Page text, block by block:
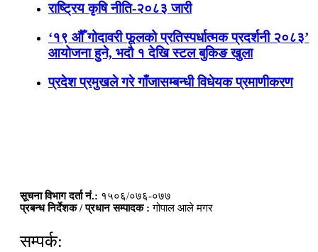
राष्ट्रिय कृषि नीति-२०८३ जारी
‘१९ औँ गोदावरी फूलको प्रतिस्पर्धात्मक प्रदर्शनी २०८३’
आयोजना हुने, भदौ १ देखि स्टल बुकिङ खुला
प्रदेश प्रमुखले गरे गाँजासम्बन्धी विधेयक प्रमाणीकरण
सूचना विभाग दर्ता नं.: १५०६/०७६-०७७
प्रबन्ध निर्देशक / प्रधान सम्पादक : गोपाल आले मगर
सम्पर्क: